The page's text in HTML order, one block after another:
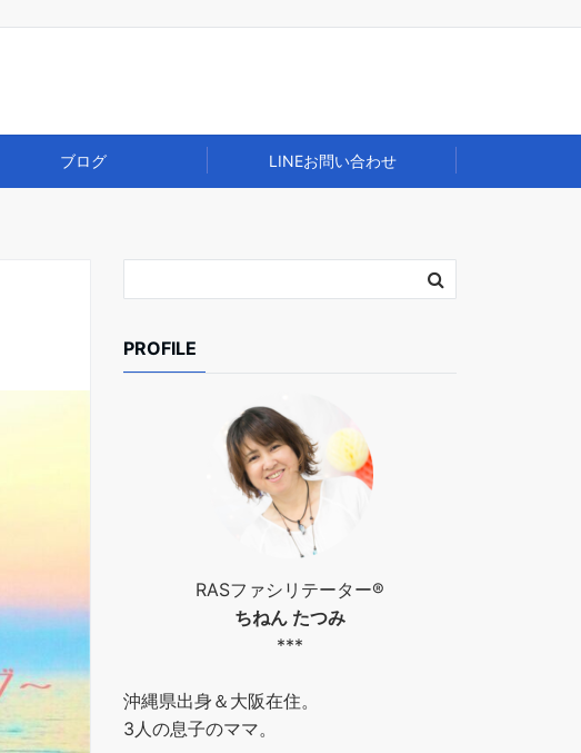
ブログ LINEお問い合わせ
PROFILE
RASファシリテーター®︎
ちねん たつみ
***
沖縄県出身＆大阪在住。
3人の息子のママ。